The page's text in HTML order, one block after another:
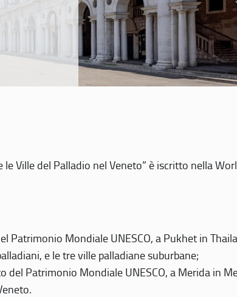
Ville del Palladio nel Veneto” è iscritto nella
Patrimonio Mondiale UNESCO, a Pukhet in
e le tre ville palladiane suburbane;
del Patrimonio Mondiale UNESCO, a Merida in